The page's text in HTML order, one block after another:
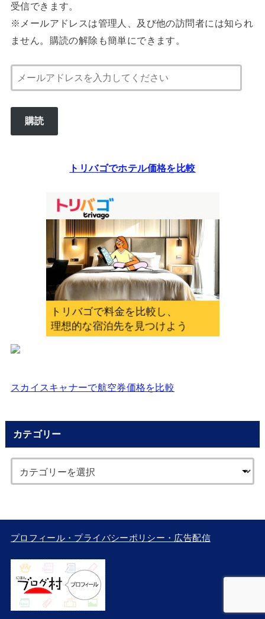
受信できます。
※メールアドレスは管理人、及び他の訪問者には知られ
ません。購読の解除も簡単にできます。
ー
ル
購読
トリバゴでホテル価格を比較
スカイスキャナーで航空券価格を比較
カテゴリー
プロフィール・プライバシーポリシー・広告配信